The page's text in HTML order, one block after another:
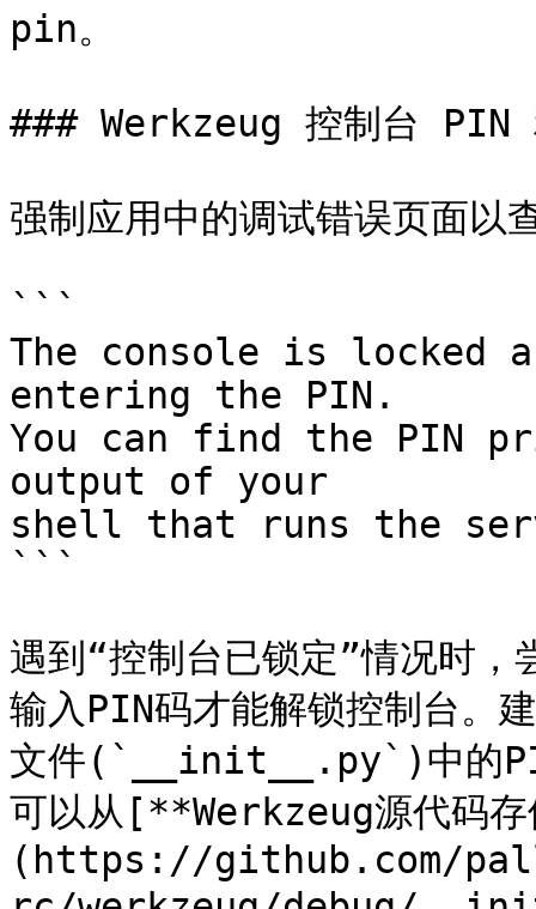
pin。
### Werkzeug 控制台 PIN
强制应用中的调试错误页面以
```
The console is locked
entering the PIN.
You can find the PIN
output of your
shell that runs the
```
遇到“控制台已锁定”情况时
输入PIN码才能解锁控制台。
文件(`__init__.py`)中的PIN
可以从[**Werkzeug源代码
(https://github.com/